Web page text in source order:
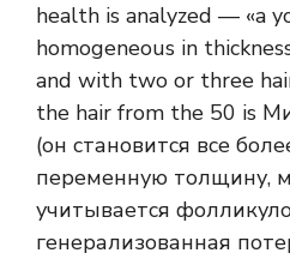
health is analyzed — «a
homogeneous in
and with two or three
the hair from the 50 is
(он становится все
переменную толщину,
учитывается
генерализованная